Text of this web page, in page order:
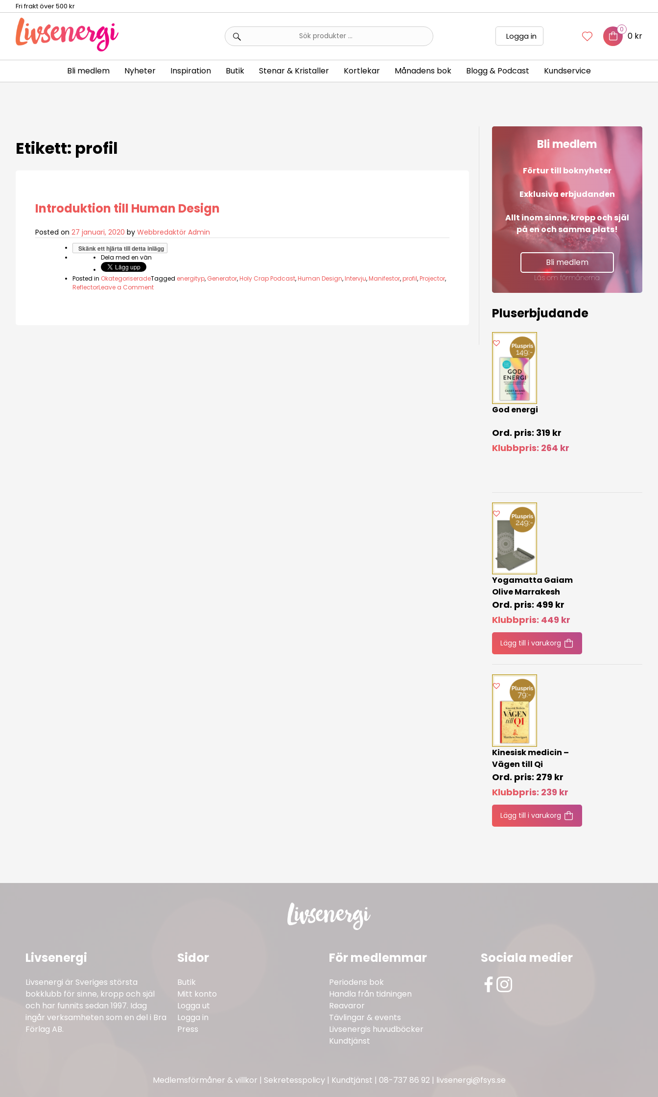
Fri frakt över 500 kr
Sök
efter:
Logga in
0
0 kr
Bli medlem Nyheter Inspiration Butik Stenar & Kristaller Kortlekar Månadens bok Blogg & Podcast Kundservice
Etikett: profil
Introduktion till Human Design
Posted on 27 januari, 2020 by Webbredaktör Admin
Skänk ett hjärta till detta inlägg
Dela med en vän
Posted in OkategoriseradeTagged energityp, Generator,Holy Crap Podcast,Human Design,Intervju,Manifestor,profil,Projector,
ReflectorLeave a Commenton
Bli medlem
Förtur till boknyheter
Exklusiva erbjudanden
Allt inom sinne, kropp och själ
på en och samma plats!
Bli medlem
Läs om förmånerna
Pluserbjudande
God energi
319 kr
Klubbpris: 264 kr
Yogamatta Gaiam
Olive Marrakesh
499 kr
Klubbpris: 449 kr
Lägg till i varukorg
Kinesisk medicin –
Vägen till Qi
279 kr
Klubbpris: 239 kr
Lägg till i varukorg
Livsenergi
Livsenergi är Sveriges största
bokklubb för sinne, kropp och själ
och har funnits sedan 1997. Idag
ingår verksamheten som en del i Bra
Förlag AB.
Sidor
Butik
Mitt konto
Logga ut
Logga in
Press
För medlemmar
Periodens bok
Handla från tidningen
Reavaror
Tävlingar & events
Livsenergis huvudböcker
Kundtjänst
Sociala medier
Medlemsförmåner & villkor | Sekretesspolicy| Kundtjänst | 08-737 86 92| livsenergi@fsys.se